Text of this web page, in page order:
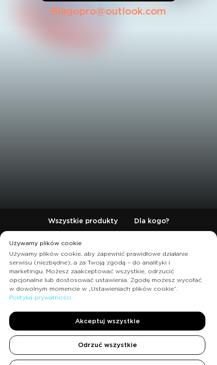
Blagopro@outlook.com
Używamy plików cookie
Używamy plików cookie, aby zapewnić prawidłowe działanie
serwisu (niezbędne), a za Twoją zgodą – do analityki i
marketingu. Możesz zaakceptować wszystkie, odrzucić
opcjonalne lub dostosować ustawienia. Zgodę możesz wycofać
w dowolnym momencie w „Ustawieniach plików cookie”.
Polityka prywatności
Akceptuj wszystkie
Odrzuć wszystkie
Wszystkie produkty Dla kogo?
Kontakt
© Wszelkie prawa zastrzeżone.Polityka prywatności,
polityka zwrotuioferta